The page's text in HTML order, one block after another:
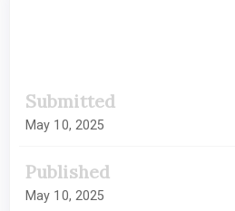
Submitted
May 10, 2025
Published
May 10, 2025